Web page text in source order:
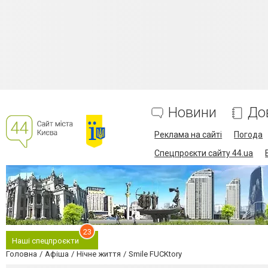
Новини
Реклама на сайті
Погода
Спецпроєкти сайту 44.ua
Наші спецпроєкти
23
Головна Афіша Нічне життя Smile FUCKtory